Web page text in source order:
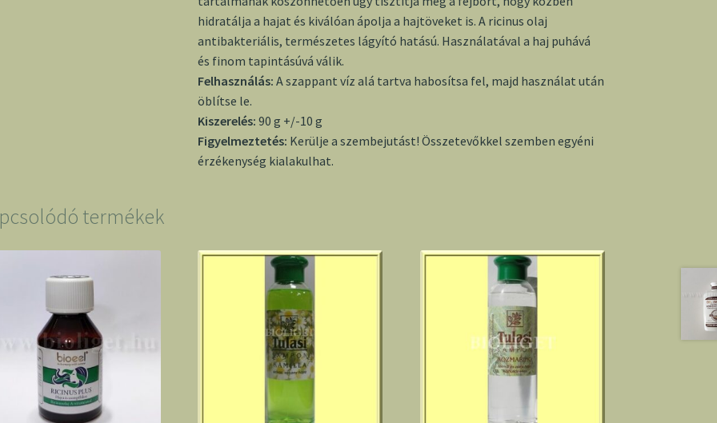
hidratálja a hajat és kiválóan ápolja a hajtöveket is. A ricinus olaj
antibakteriális, természetes lágyító hatású. Használatával a haj puhává
és finom tapintásúvá válik.
Felhasználás:A szappant víz alá tartva habosítsa fel, majd használat után
öblítse le.
Kiszerelés: 90 g +/-10 g
Figyelmeztetés: Kerülje a szembejutást! Összetevőkkel szemben egyéni
érzékenység kialakulhat.
termékek